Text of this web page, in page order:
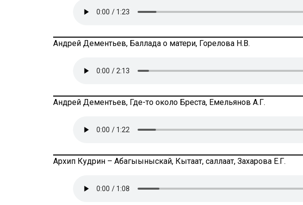
Андрей Дементьев, Баллада о матери, Горелова Н.В.
Андрей Дементьев, Где-то около Бреста, Емельянов А.Г.
Архип Кудрин – Абагыыныскай, Кытаат, саллаат, Захарова Е.Г.